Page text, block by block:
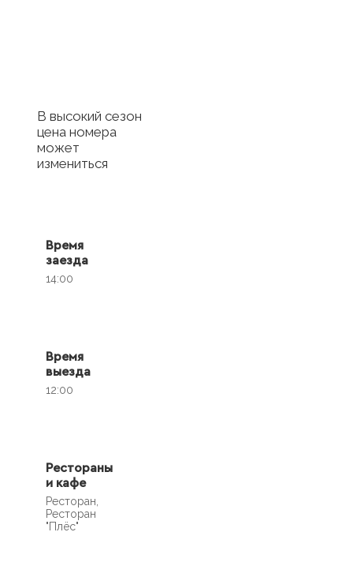
В высокий сезон
цена номера
может
измениться
Время
заезда
14:00
Время
выезда
12:00
Рестораны
и кафе
Ресторан,
Ресторан
"Плёс"